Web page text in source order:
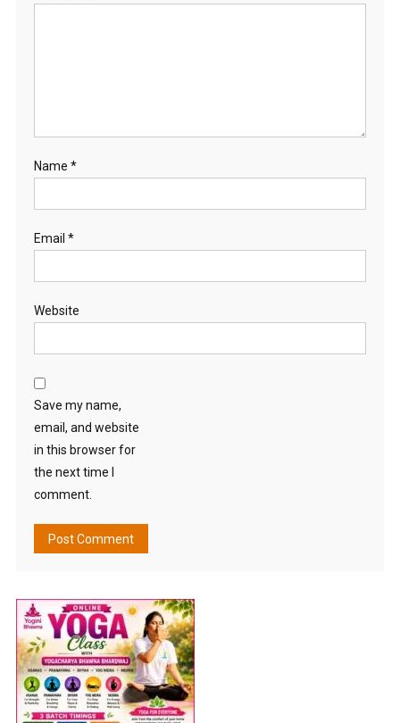
Name *
Email *
Website
Save my name,
email, and website
in this browser for
the next time I
comment.